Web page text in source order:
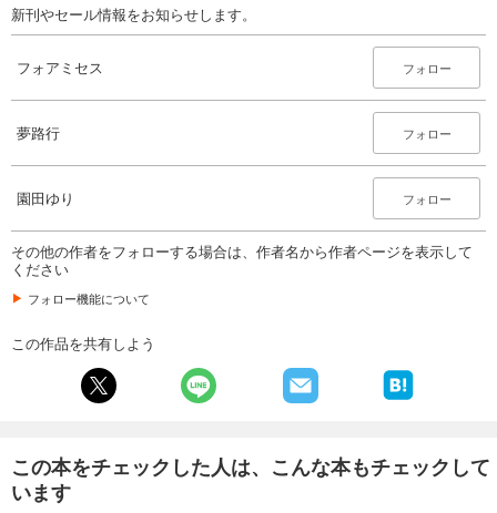
新刊やセール情報をお知らせします。
フォアミセス フォロー
夢路行 フォロー
園田ゆり フォロー
その他の作者をフォローする場合は、作者名から作者ページを表示して
ください
フォロー機能について
この作品を共有しよう
この本をチェックした人は、こんな本もチェックして
います